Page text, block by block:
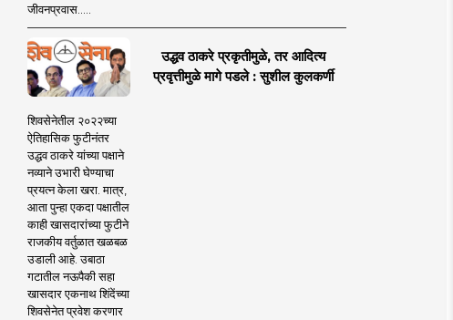
जीवनप्रवास.....
उद्धव ठाकरे प्रकृतीमुळे, तर आदित्य
प्रवृत्तीमुळे मागे पडले : सुशील कुलकर्णी
शिवसेनेतील २०२२च्या
ऐतिहासिक फुटीनंतर
उद्धव ठाकरे यांच्या पक्षाने
नव्याने उभारी घेण्याचा
प्रयत्न केला खरा. मात्र,
आता पुन्हा एकदा पक्षातील
काही खासदारांच्या फुटीने
राजकीय वर्तुळात खळबळ
उडाली आहे. उबाठा
गटातील नऊपैकी सहा
खासदार एकनाथ शिंदेंच्या
शिवसेनेत प्रवेश करणार